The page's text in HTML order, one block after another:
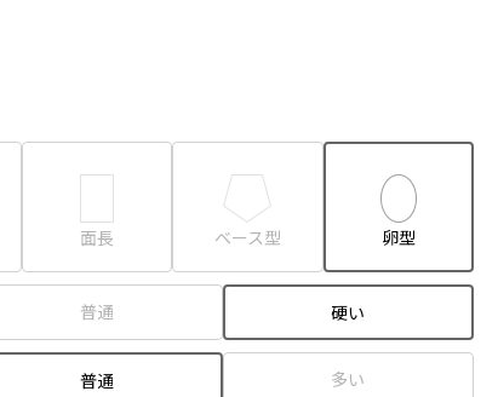
面長 ベース型 卵型
普通 硬い
普通 多い